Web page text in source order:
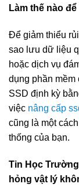
Làm thế nào
Để giảm thiểu
sao lưu dữ liệu
hoặc dịch vụ
dụng phần mềm
SSD định kỳ
việc nâng cấp
cũng là một
thống của bạn.
Tin Học
hỏng vật lý